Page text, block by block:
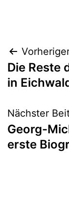
Die Reste
in
Nächster
Georg-
erste